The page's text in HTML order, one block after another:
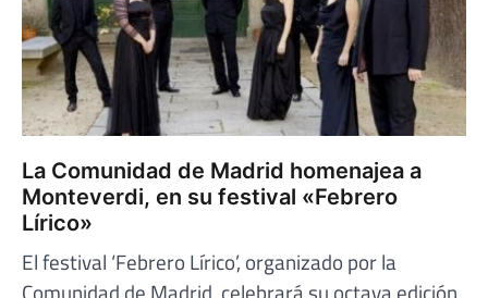
La Comunidad de Madrid homenajea a
Monteverdi, en su festival «Febrero
Lírico»
El festival ‘Febrero Lírico’, organizado por la